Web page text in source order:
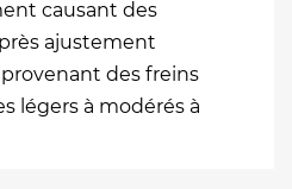
causant des
ajustement
des freins
légers à modérés à